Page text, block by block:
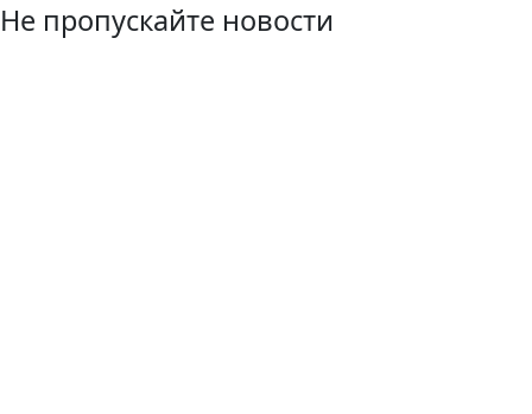
Не пропускайте новости